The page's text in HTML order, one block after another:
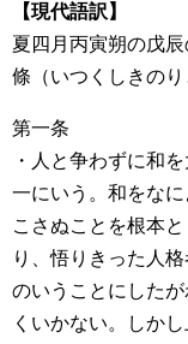
【現代語訳】
夏四月丙寅朔の戊
條（いつくしきのり
第一条
・人と争わずに和
一にいう。和をな
こさぬことを根本
り、悟りきった人
のいうことにした
くいかない。しか